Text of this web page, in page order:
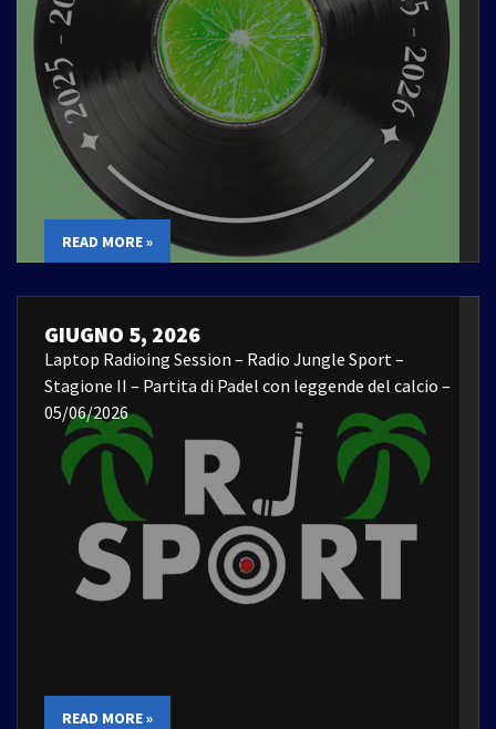
READ MORE »
GIUGNO 5, 2026
Laptop Radioing Session – Radio Jungle Sport –
Stagione II – Partita di Padel con leggende del calcio –
05/06/2026
READ MORE »